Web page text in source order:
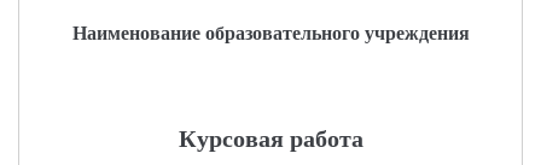
Наименование образовательного учреждения
Курсовая работа